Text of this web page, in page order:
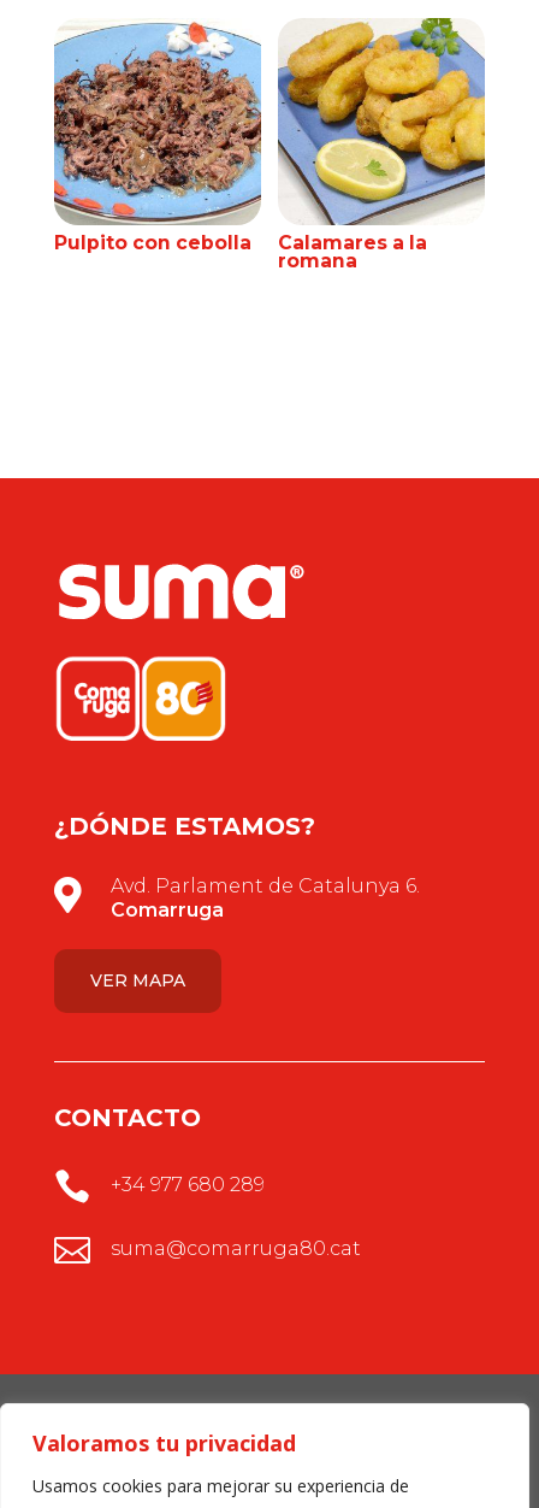
Valoramos tu privacidad
Usamos cookies para mejorar su experiencia de
Pulpito con cebolla Calamares a la
romana
¿DÓNDE ESTAMOS?

Avd. Parlament de Catalunya 6.
Comarruga
VER MAPA
CONTACTO
 +34 977 680 289
 suma@comarruga80.cat
Política de privacidad
Copyright © 2020 Comarruga80 SUMA Supermercats